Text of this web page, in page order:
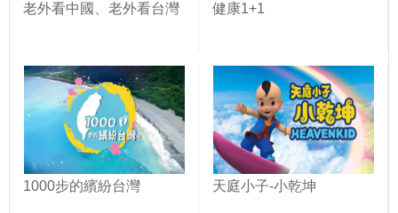
老外看中國、老外看台灣 健康1+1
1000步的繽紛台灣 天庭小子-小乾坤